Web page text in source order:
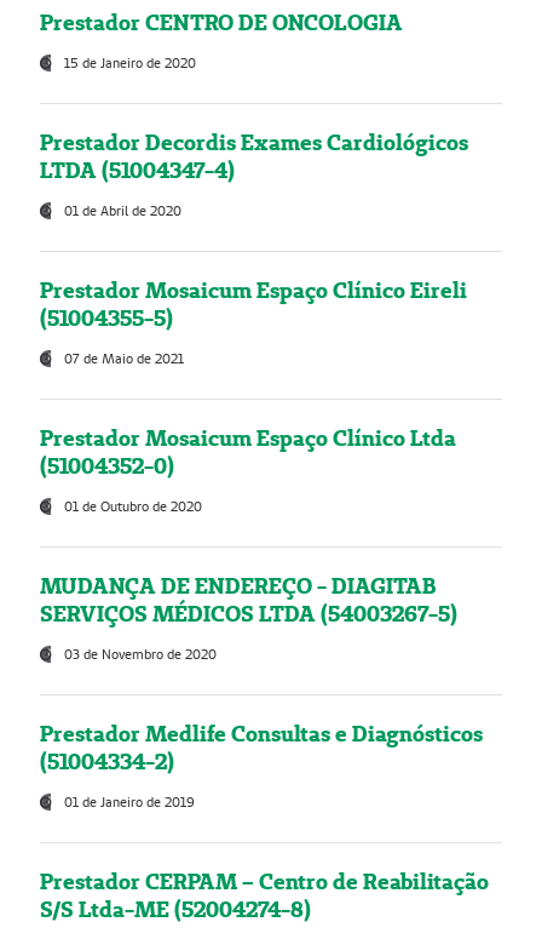
Prestador CENTRO DE ONCOLOGIA
15 de Janeiro de 2020
Prestador Decordis Exames Cardiológicos
LTDA (51004347-4)
01 de Abril de 2020
Prestador Mosaicum Espaço Clínico Eireli
(51004355-5)
07 de Maio de 2021
Prestador Mosaicum Espaço Clínico Ltda
(51004352-0)
01 de Outubro de 2020
MUDANÇA DE ENDEREÇO - DIAGITAB
SERVIÇOS MÉDICOS LTDA (54003267-5)
03 de Novembro de 2020
Prestador Medlife Consultas e Diagnósticos
(51004334-2)
01 de Janeiro de 2019
Prestador CERPAM – Centro de Reabilitação
S/S Ltda-ME (52004274-8)